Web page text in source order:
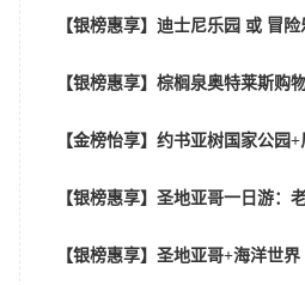
【银榜惠享】迪士尼乐园 或 冒
【银榜惠享】棕榈泉奥特莱斯购
【金榜怡享】约书亚树国家公园
【银榜惠享】圣地亚哥一日游：
【银榜惠享】圣地亚哥+海洋世